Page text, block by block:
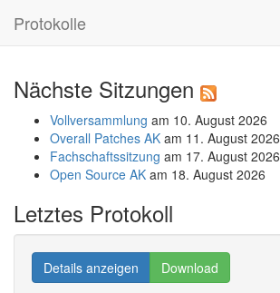
Protokolle
Nächste Sitzungen
Vollversammlung am 10. August 2026
Overall Patches AK am 11. August 2026
Fachschaftssitzung am 17. August 2026
Open Source AK am 18. August 2026
Letztes Protokoll
Details anzeigen Download